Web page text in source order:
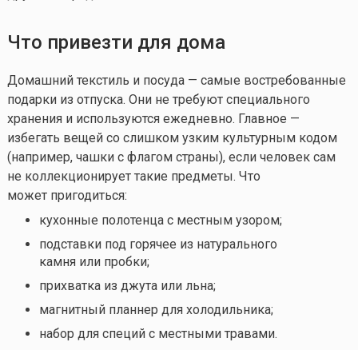
Что привезти для дома
Домашний текстиль и посуда — самые востребованные
подарки из отпуска. Они не требуют специального
хранения и используются ежедневно. Главное —
избегать вещей со слишком узким культурным кодом
(например, чашки с флагом страны), если человек сам
не коллекционирует такие предметы. Что
может пригодиться:
кухонные полотенца с местным узором;
подставки под горячее из натурального
камня или пробки;
прихватка из джута или льна;
магнитный планнер для холодильника;
набор для специй с местными травами.